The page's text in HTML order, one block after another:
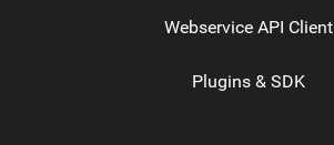
Webservice API Client
Plugins & SDK